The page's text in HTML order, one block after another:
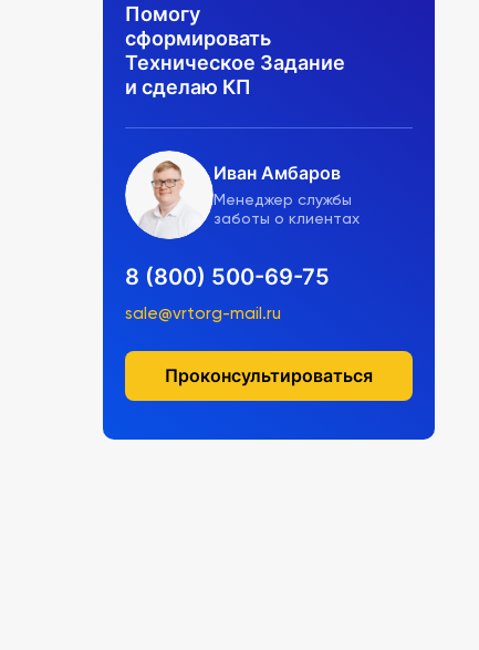
Помогу
сформировать
Техническое Задание
и сделаю КП
Иван Амбаров
Менеджер службы
заботы о клиентах
8 (800) 500-69-75
sale@vrtorg-mail.ru
Проконсультироваться